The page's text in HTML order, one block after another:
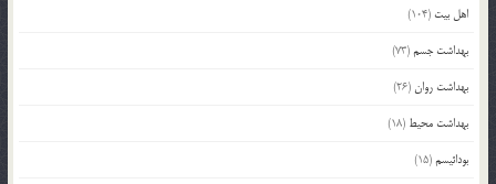
اهل بیت (104)
بهداشت جسم(73)
بهداشت روان(26)
بهداشت محیط (18)
بودائیسم(15)